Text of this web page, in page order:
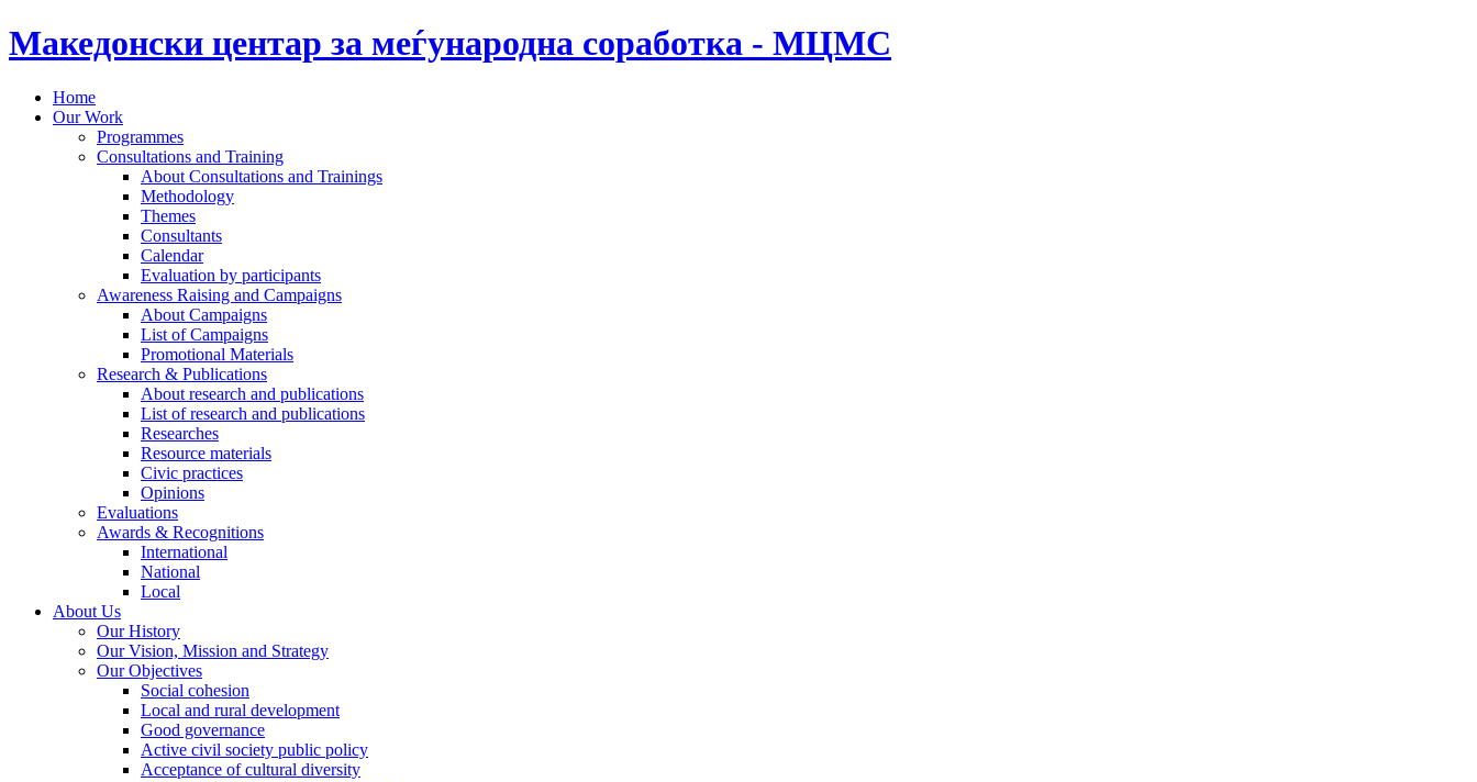
Македонски центар за меѓународна соработка - МЦМС
Home
Our Work
Programmes
Consultations and Training
About Consultations and Trainings
Methodology
Themes
Consultants
Calendar
Evaluation by participants
Awareness Raising and Campaigns
About Campaigns
List of Campaigns
Promotional Materials
Research & Publications
About research and publications
List of research and publications
Researches
Resource materials
Civic practices
Opinions
Evaluations
Awards & Recognitions
International
National
Local
About Us
Our History
Our Vision, Mission and Strategy
Our Objectives
Social cohesion
Local and rural development
Good governance
Active civil society public policy
Acceptance of cultural diversity